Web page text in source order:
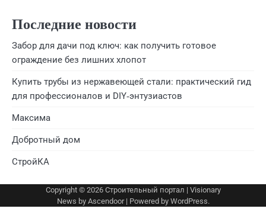
Последние новости
Забор для дачи под ключ: как получить готовое
ограждение без лишних хлопот
Купить трубы из нержавеющей стали: практический гид
для профессионалов и DIY‑энтузиастов
Максима
Добротный дом
СтройКА
Copyright © 2026 Строительный портал | Visionary
News by Ascendoor| Powered by WordPress.